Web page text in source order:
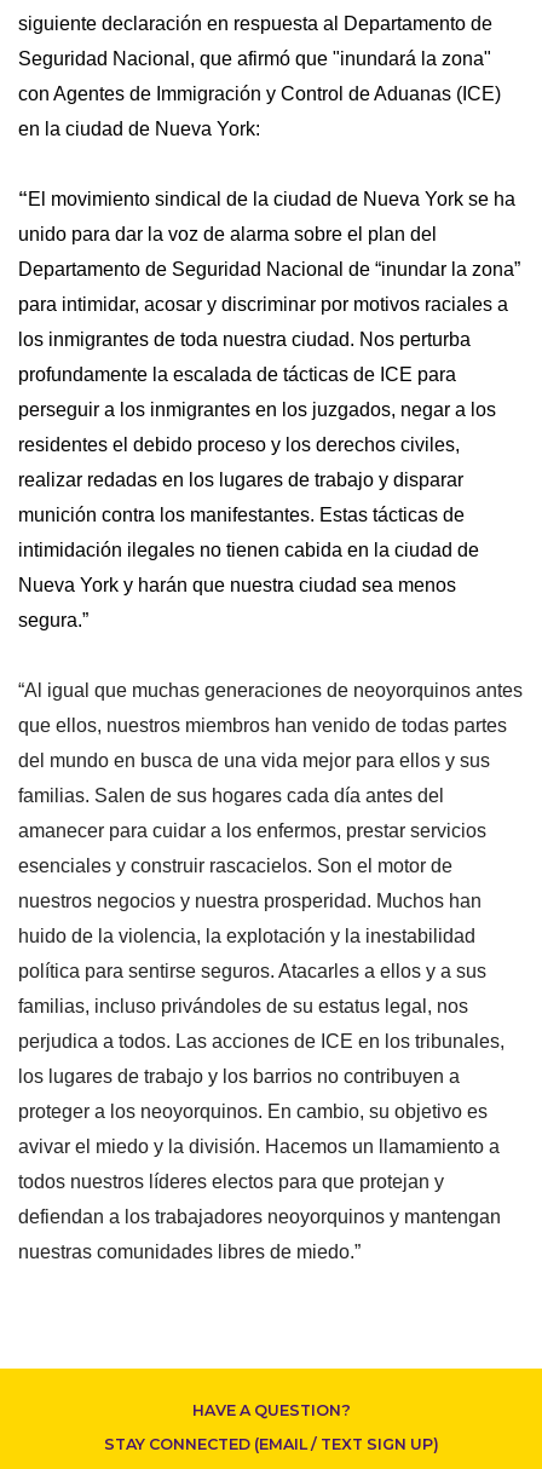
ABOUT 1199SEIU
CONTACT US
siguiente declaración en respuesta al Departamento de
Seguridad Nacional, que afirmó que "inundará la zona"
con Agentes de Immigración y Control de Aduanas (ICE)
en la ciudad de Nueva York:
“El movimiento sindical de la ciudad de Nueva York se ha
unido para dar la voz de alarma sobre el plan del
Departamento de Seguridad Nacional de “inundar la zona”
para intimidar, acosar y discriminar por motivos raciales a
los inmigrantes de toda nuestra ciudad. Nos perturba
profundamente la escalada de tácticas de ICE para
perseguir a los inmigrantes en los juzgados, negar a los
residentes el debido proceso y los derechos civiles,
realizar redadas en los lugares de trabajo y disparar
munición contra los manifestantes. Estas tácticas de
intimidación ilegales no tienen cabida en la ciudad de
Nueva York y harán que nuestra ciudad sea menos
segura.”
“Al igual que muchas generaciones de neoyorquinos antes
que ellos, nuestros miembros han venido de todas partes
del mundo en busca de una vida mejor para ellos y sus
familias. Salen de sus hogares cada día antes del
amanecer para cuidar a los enfermos, prestar servicios
esenciales y construir rascacielos. Son el motor de
nuestros negocios y nuestra prosperidad. Muchos han
huido de la violencia, la explotación y la inestabilidad
política para sentirse seguros. Atacarles a ellos y a sus
familias, incluso privándoles de su estatus legal, nos
perjudica a todos. Las acciones de ICE en los tribunales,
los lugares de trabajo y los barrios no contribuyen a
proteger a los neoyorquinos. En cambio, su objetivo es
avivar el miedo y la división. Hacemos un llamamiento a
todos nuestros líderes electos para que protejan y
defiendan a los trabajadores neoyorquinos y mantengan
nuestras comunidades libres de miedo.”
HAVE A QUESTION?
STAY CONNECTED (EMAIL / TEXT SIGN UP)